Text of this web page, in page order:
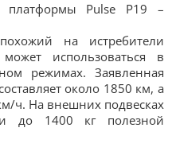
платформы Pulse P19 –
на истребители
использоваться в
режимах. Заявленная
около 1850 км, а
ч. На внешних подвесках
до 1400 кг полезной